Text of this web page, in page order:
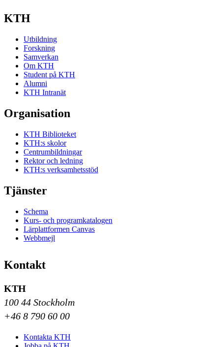
KTH
Utbildning
Forskning
Samverkan
Om KTH
Student på KTH
Alumni
KTH Intranät
Organisation
KTH Biblioteket
KTH:s skolor
Centrumbildningar
Rektor och ledning
KTH:s verksamhetsstöd
Tjänster
Schema
Kurs- och programkatalogen
Lärplattformen Canvas
Webbmejl
Kontakt
KTH
100 44 Stockholm
+46 8 790 60 00
Kontakta KTH